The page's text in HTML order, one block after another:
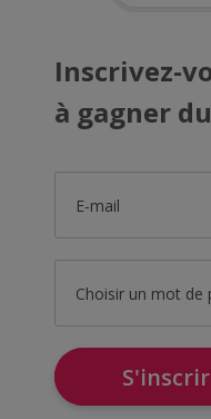
Inscrivez-
à gagner
E-mail
Choisir un mot de